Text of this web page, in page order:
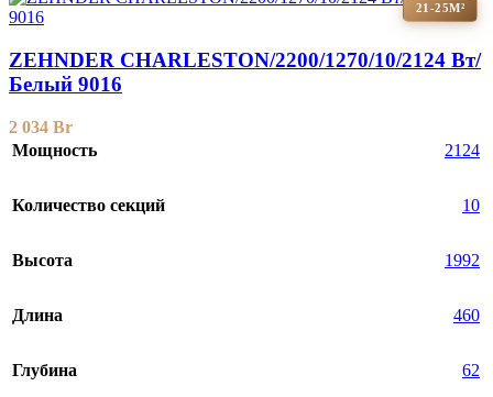
21-25М²
ZEHNDER CHARLESTON/2200/1270/10/2124 Вт/
Белый 9016
2 034 Br
Мощность
2124
Количество секций 10
Высота 1992
Длина 460
Глубина 62